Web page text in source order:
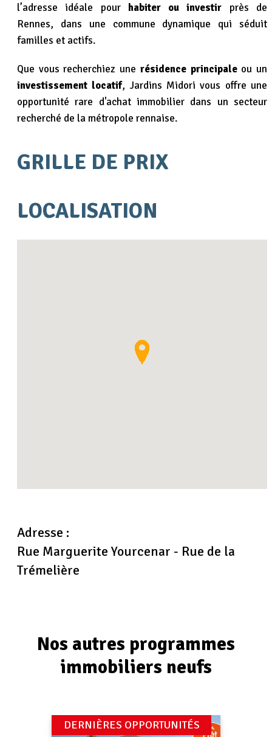
l’adresse idéale pour habiter ou investir près de
Rennes, dans une commune dynamique qui séduit
familles et actifs.
Que vous recherchiez une résidence principaleou un
investissement locatif, Jardins Midori vous offre une
opportunité rare d'achat immobilier dans un secteur
recherché de la métropole rennaise.
GRILLE DE PRIX
LOCALISATION
Adresse :
Rue Marguerite Yourcenar - Rue de la
Trémelière
Nos autres programmes
immobiliers neufs
DERNIÈRES OPPORTUNITÉS